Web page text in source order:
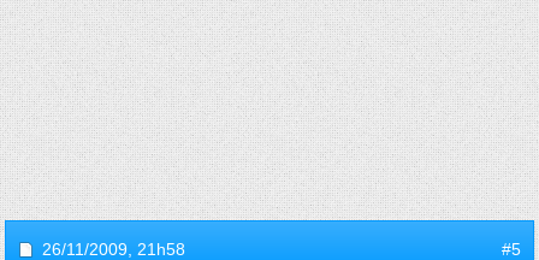
26/11/2009, 21h58 #5